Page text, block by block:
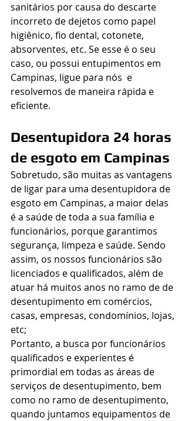
sanitários por causa do descarte
incorreto de dejetos como papel
higiênico, fio dental, cotonete,
absorventes, etc. Se esse é o seu
caso, ou possui entupimentos em
Campinas, ligue para nós  e
resolvemos de maneira rápida e
eficiente.
Desentupidora 24 horas
de esgoto em Campinas
Sobretudo, são muitas as vantagens
de ligar para uma ​​desentupidora de
esgoto em Campinas, a maior delas
é a saúde de toda a sua família e
funcionários, porque garantimos
segurança, limpeza e saúde. Sendo
assim, os nossos funcionários são
licenciados e qualificados, além de
atuar há muitos anos no ramo de de
desentupimento em comércios,
casas, empresas, condomínios, lojas,
etc;
Portanto, a busca por funcionários
qualificados e experientes é
primordial em todas as áreas de
serviços de desentupimento, bem
como no ramo de desentupimento,
quando juntamos equipamentos de